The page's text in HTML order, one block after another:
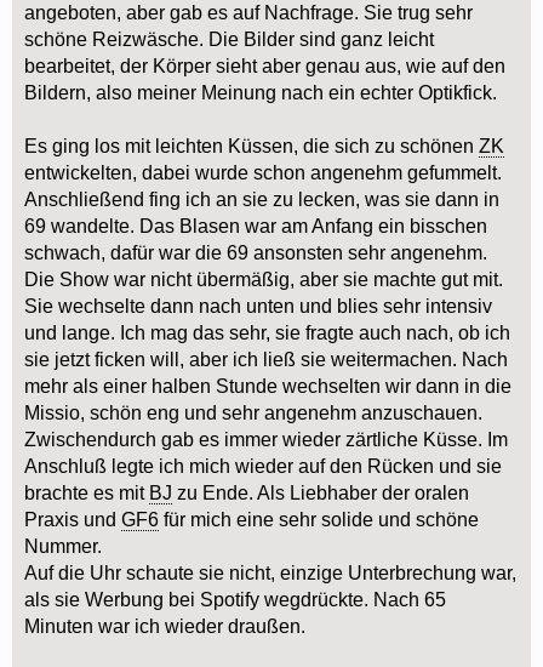
angeboten, aber gab es auf Nachfrage. Sie trug sehr
schöne Reizwäsche. Die Bilder sind ganz leicht
bearbeitet, der Körper sieht aber genau aus, wie auf den
Bildern, also meiner Meinung nach ein echter Optikfick.
Es ging los mit leichten Küssen, die sich zu schönen ZK
entwickelten, dabei wurde schon angenehm gefummelt.
Anschließend fing ich an sie zu lecken, was sie dann in
69 wandelte. Das Blasen war am Anfang ein bisschen
schwach, dafür war die 69 ansonsten sehr angenehm.
Die Show war nicht übermäßig, aber sie machte gut mit.
Sie wechselte dann nach unten und blies sehr intensiv
und lange. Ich mag das sehr, sie fragte auch nach, ob ich
sie jetzt ficken will, aber ich ließ sie weitermachen. Nach
mehr als einer halben Stunde wechselten wir dann in die
Missio, schön eng und sehr angenehm anzuschauen.
Zwischendurch gab es immer wieder zärtliche Küsse. Im
Anschluß legte ich mich wieder auf den Rücken und sie
brachte es mit BJ zu Ende. Als Liebhaber der oralen
Praxis und GF6 für mich eine sehr solide und schöne
Nummer.
Auf die Uhr schaute sie nicht, einzige Unterbrechung war,
als sie Werbung bei Spotify wegdrückte. Nach 65
Minuten war ich wieder draußen.